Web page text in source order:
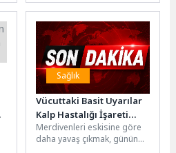
dönüştürerek her ay yaklaşık
2...
Sağlık
Vücuttaki Basit Uyarılar
Kalp Hastalığı İşareti
Olabilir
Merdivenleri eskisine göre
daha yavaş çıkmak, günün